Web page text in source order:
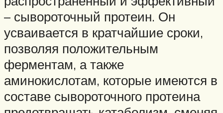
– сывороточный протеин. Он
усваивается в кратчайшие сроки,
позволяя положительным
ферментам, а также
аминокислотам, которые имеются в
составе сывороточного протеина